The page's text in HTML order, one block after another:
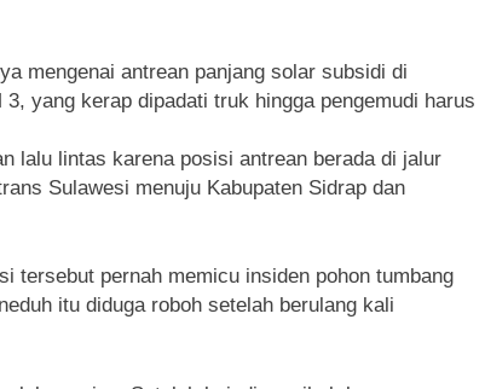
mengenai antrean panjang solar subsidi di
yang kerap dipadati truk hingga pengemudi harus
lalu lintas karena posisi antrean berada di jalur
Sulawesi menuju Kabupaten Sidrap dan
tersebut pernah memicu insiden pohon tumbang
itu diduga roboh setelah berulang kali